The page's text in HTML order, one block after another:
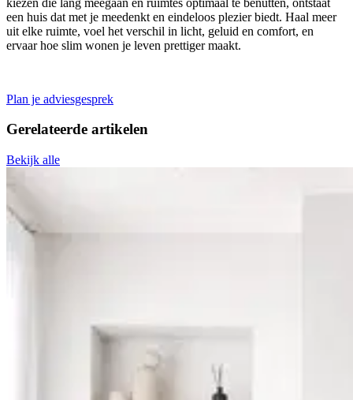
een huis dat met je meedenkt en eindeloos plezier biedt. Haal meer
uit elke ruimte, voel het verschil in licht, geluid en comfort, en
ervaar hoe slim wonen je leven prettiger maakt.
Plan je adviesgesprek
Gerelateerde artikelen
Bekijk alle